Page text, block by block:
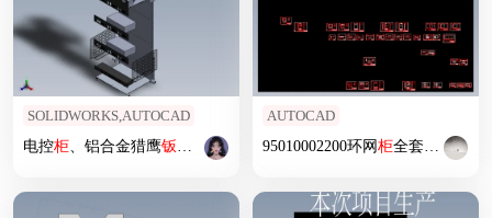
SOLIDWORKS,AUTOCAD
电控柜、铝合金猎鹰钣 电池推车
AUTOCAD
95010002200环网柜全套图纸 钣